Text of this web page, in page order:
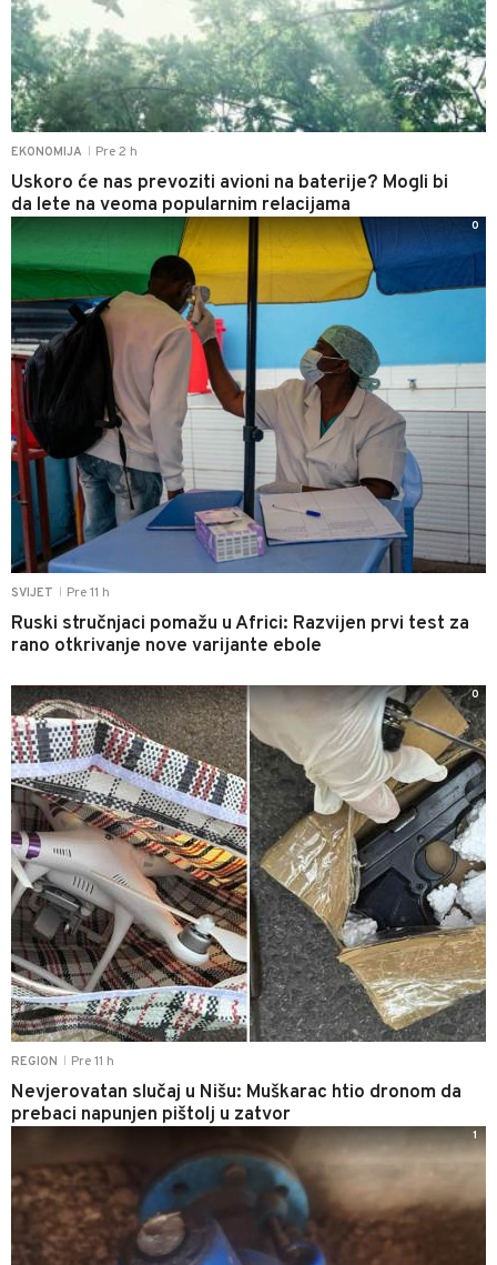
EKONOMIJA Pre 2 h
Uskoro će nas prevoziti avioni na baterije? Mogli bi
da lete na veoma popularnim relacijama
SVIJET Pre 11 h
Ruski stručnjaci pomažu u Africi: Razvijen prvi test za
rano otkrivanje nove varijante ebole
0
REGION Pre 11 h
Nevjerovatan slučaj u Nišu: Muškarac htio dronom da
prebaci napunjen pištolj u zatvor
0
1